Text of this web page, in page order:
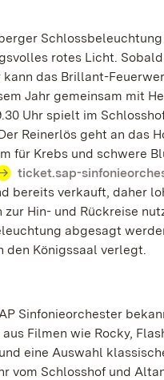
rotes Licht.
das Brillant-
Jahr gemeinsam mit
Uhr spielt im
Reinerlös geht an
für Krebs und schwere
ticket.sap-
bereits verkauft, daher
Hin- und Rückreise
abgesagt
den Königssaal verlegt.
Sinfonieorchester
Filmen wie Rocky,
eine Auswahl
vom Schlosshof und